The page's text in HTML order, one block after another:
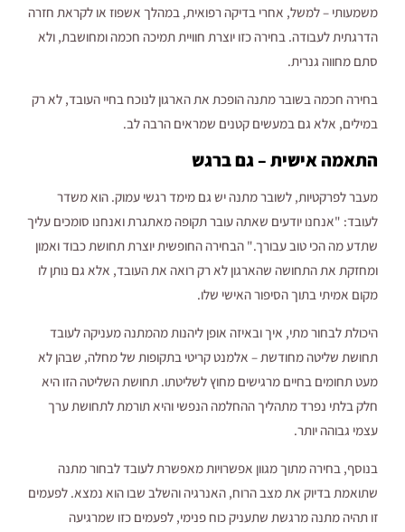
משמעותי – למשל, אחרי בדיקה רפואית, במהלך אשפוז או לקראת חזרה
הדרגתית לעבודה. בחירה כזו יוצרת חוויית תמיכה חכמה ומחושבת, ולא
סתם מחווה גנרית.
בחירה חכמה בשובר מתנה הופכת את הארגון לנוכח בחיי העובד, לא רק
במילים, אלא גם במעשים קטנים שמראים הרבה לב.
התאמה אישית – גם ברגש
מעבר לפרקטיות, לשובר מתנה יש גם מימד רגשי עמוק. הוא משדר
לעובד: "אנחנו יודעים שאתה עובר תקופה מאתגרת ואנחנו סומכים עליך
שתדע מה הכי טוב עבורך." הבחירה החופשית יוצרת תחושת כבוד ואמון
ומחזקת את התחושה שהארגון לא רק רואה את העובד, אלא גם נותן לו
מקום אמיתי בתוך הסיפור האישי שלו.
היכולת לבחור מתי, איך ובאיזה אופן ליהנות מהמתנה מעניקה לעובד
תחושת שליטה מחודשת – אלמנט קריטי בתקופות של מחלה, שבהן לא
מעט תחומים בחיים מרגישים מחוץ לשליטתו. תחושת השליטה הזו היא
חלק בלתי נפרד מתהליך ההחלמה הנפשי והיא תורמת לתחושת ערך
עצמי גבוהה יותר.
בנוסף, בחירה מתוך מגוון אפשרויות מאפשרת לעובד לבחור מתנה
שתואמת בדיוק את מצב הרוח, האנרגיה והשלב שבו הוא נמצא. לפעמים
זו תהיה מתנה מרגשת שתעניק כוח פנימי, לפעמים כזו שמרגיעה